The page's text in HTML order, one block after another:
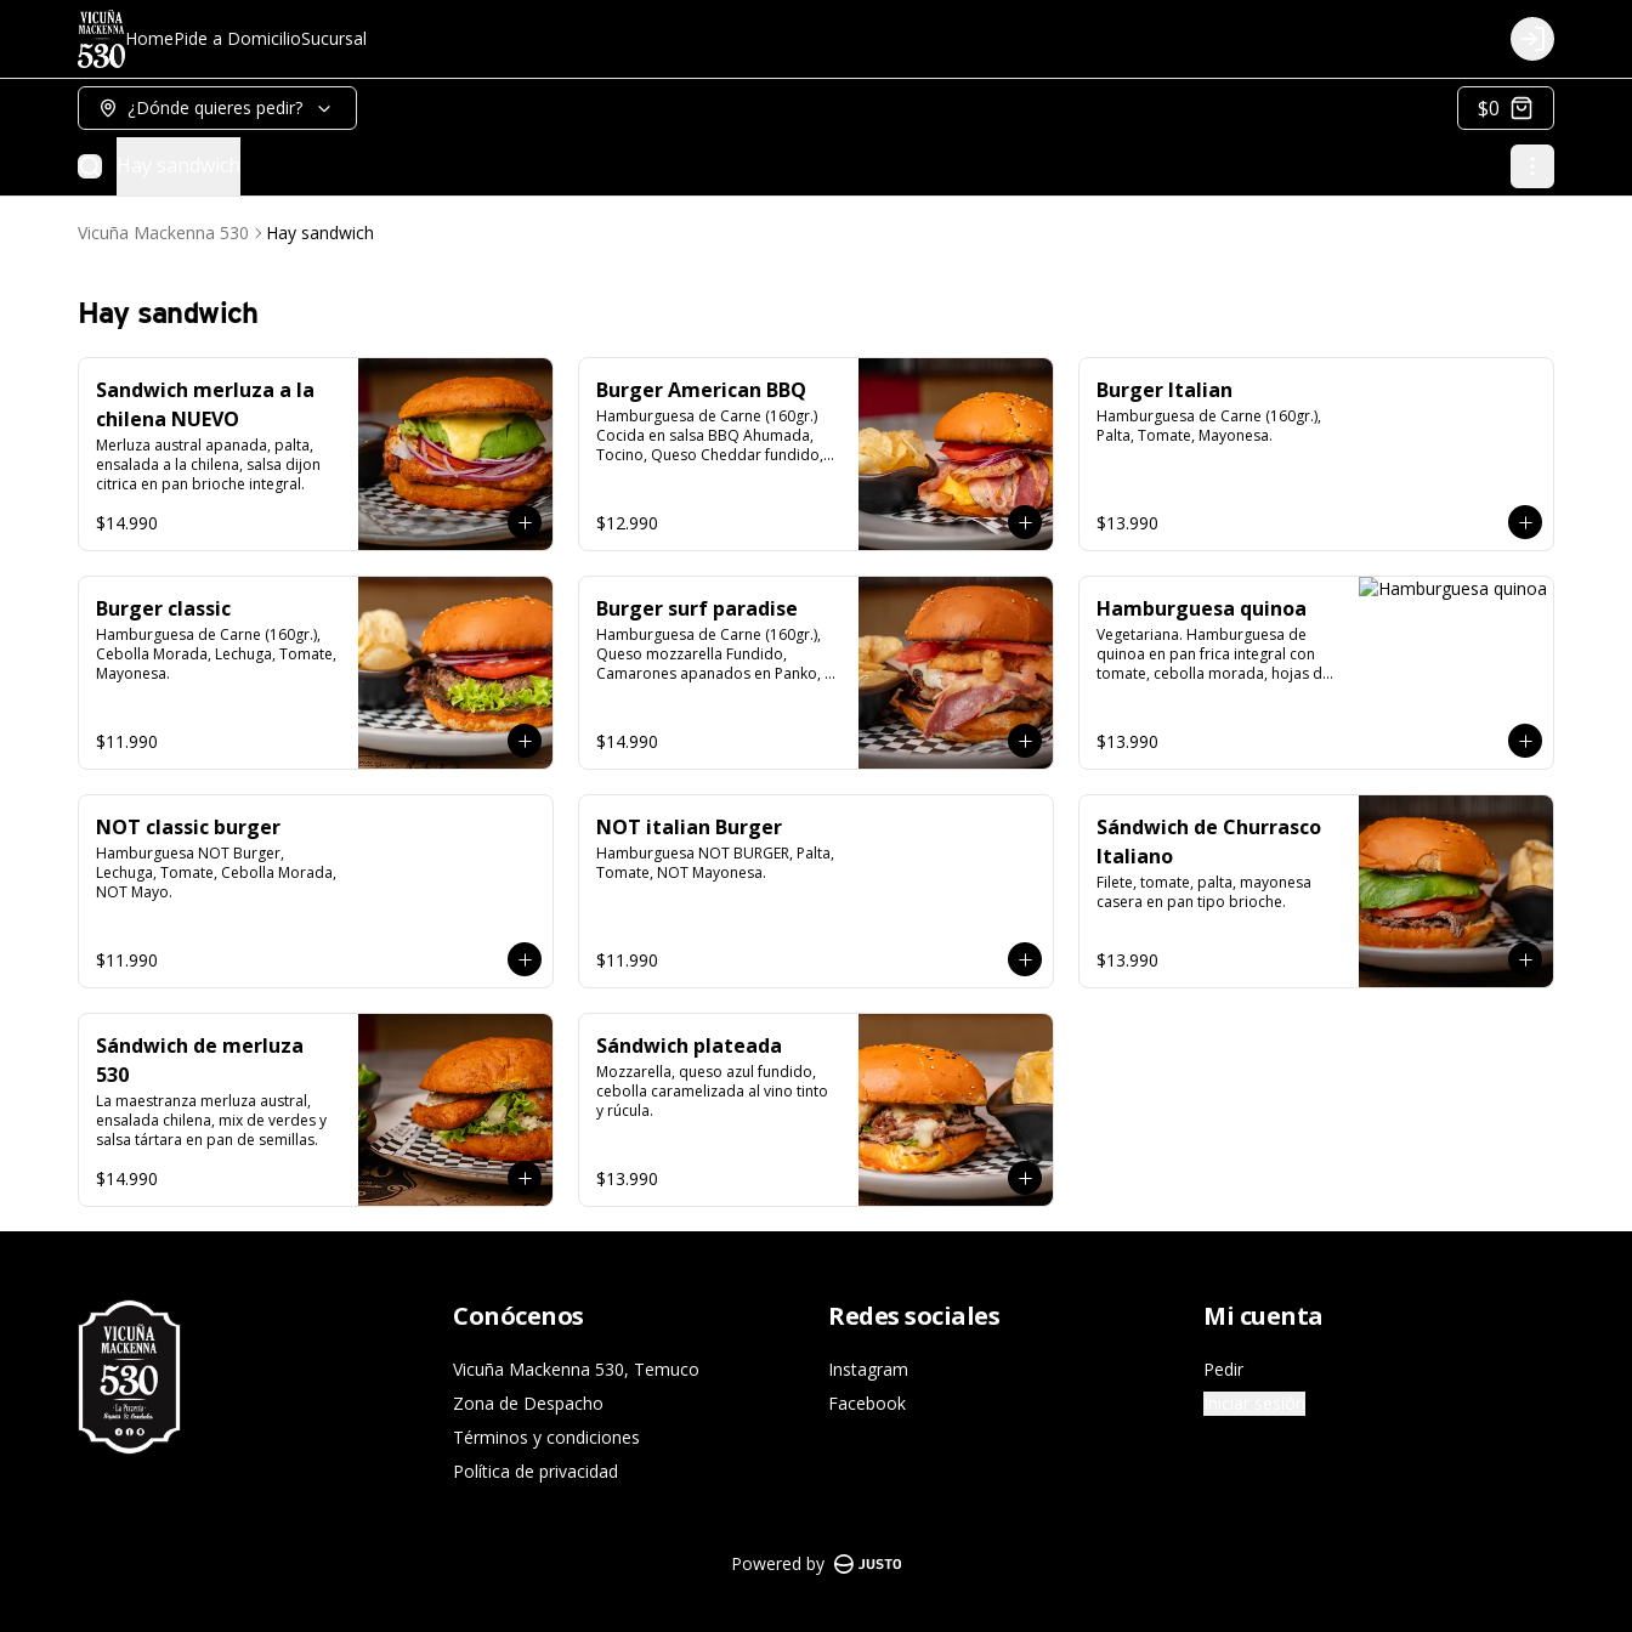
HomePide a DomicilioSucursal Login
¿Dónde quieres pedir? $0
Vicuña Mackenna 530 Hay sandwich
Hay sandwich
Sandwich merluza a la
chilena NUEVO
Merluza austral apanada, palta,
ensalada a la chilena, salsa dijon
citrica en pan brioche integral.
$14.990
Burger American BBQ
Hamburguesa de Carne (160gr.)
Cocida en salsa BBQ Ahumada,
Tocino, Queso Cheddar fundido,
$12.990
Burger Italian
Hamburguesa de Carne (160gr.),
Palta, Tomate, Mayonesa.
$13.990
Burger classic
Hamburguesa de Carne (160gr.),
Cebolla Morada, Lechuga, Tomate,
Mayonesa.
$11.990
Burger surf paradise
Hamburguesa de Carne (160gr.),
Queso mozzarella Fundido,
Camarones apanados en Panko,
$14.990
Hamburguesa quinoa
Vegetariana. Hamburguesa de
quinoa en pan frica integral con
tomate, cebolla morada, hojas de
$13.990
NOT classic burger
Hamburguesa NOT Burger,
Lechuga, Tomate, Cebolla Morada,
NOT Mayo.
$11.990
NOT italian Burger
Hamburguesa NOT BURGER, Palta,
Tomate, NOT Mayonesa.
$11.990
Sándwich de Churrasco
Italiano
Filete, tomate, palta, mayonesa
casera en pan tipo brioche.
$13.990
Sándwich de merluza
530
La maestranza merluza austral,
ensalada chilena, mix de verdes y
salsa tártara en pan de semillas.
$14.990
Sándwich plateada
Mozzarella, queso azul fundido,
cebolla caramelizada al vino tinto
y rúcula.
$13.990
Conócenos
Vicuña Mackenna 530, Temuco
Zona de Despacho
Términos y condiciones
Política de privacidad
Redes sociales
Instagram
Facebook
Mi cuenta
Pedir
Powered by